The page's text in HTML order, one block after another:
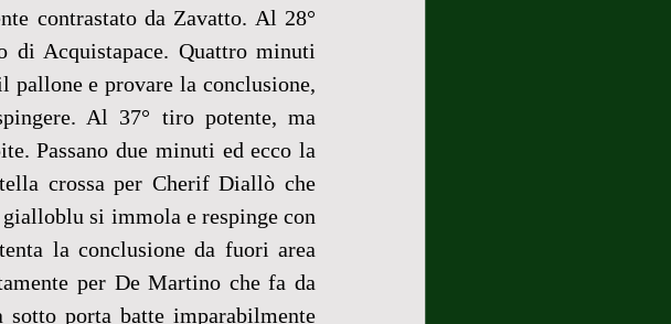
contrastato da Zavatto. Al 28°
di Acquistapace. Quattro minuti
pallone e provare la conclusione,
Al 37° tiro potente, ma
Passano due minuti ed ecco la
crossa per Cherif Diallò che
si immola e respinge con
la conclusione da fuori area
per De Martino che fa da
porta batte imparabilmente